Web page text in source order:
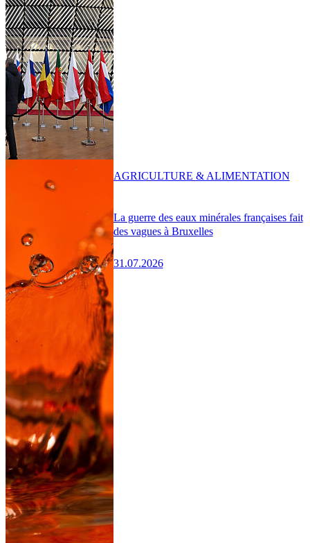
La guerre des eaux minérales françaises fait
des vagues à Bruxelles
31.07.2026
AGRICULTURE & ALIMENTATION